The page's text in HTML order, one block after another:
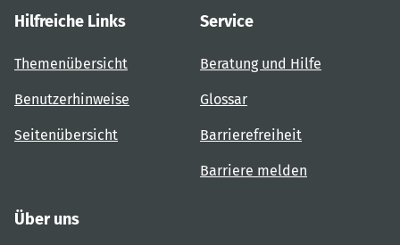
Hilfreiche Links
Themenübersicht
Benutzerhinweise
Seitenübersicht
Service
Beratung und Hilfe
Glossar
Barrierefreiheit
Barriere melden
Über uns